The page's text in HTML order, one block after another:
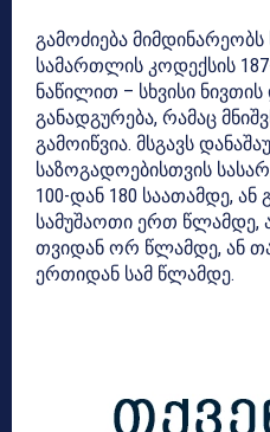
გამოძიება
სამართლის კოდექსის
ნაწილით – სხვისი ნივთის
განადგურება, რამაც
გამოიწვია. მსგავს
საზოგადოებისთვის
100-დან 180 საათამდე,
სამუშაოთი ერთ წლამდე,
თვიდან ორ წლამდე, ან
ერთიდან სამ წლამდე.